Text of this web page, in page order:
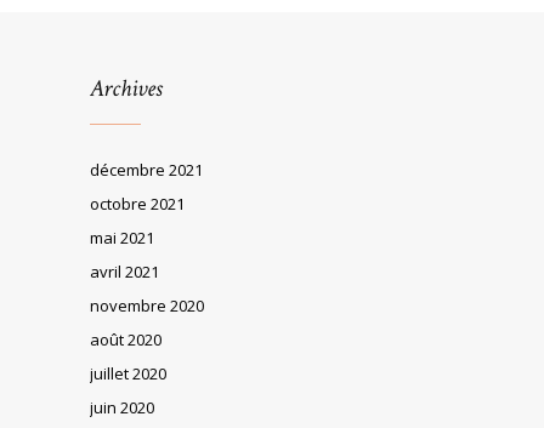
Archives
décembre 2021
octobre 2021
mai 2021
avril 2021
novembre 2020
août 2020
juillet 2020
juin 2020